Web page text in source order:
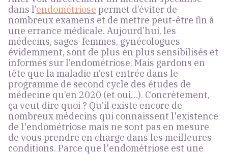
dans l’endométriose permet d’éviter de
nombreux examens et de mettre peut-être fin à
une errance médicale. Aujourd’hui, les
médecins, sages-femmes, gynécologues
évidemment, sont de plus en plus sensibilisés et
informés sur l’endométriose. Mais gardons en
tête que la maladie n’est entrée dans le
programme de second cycle des études de
médecine qu’en 2020 (et oui…). Concrètement,
ça veut dire quoi ? Qu’il existe encore de
nombreux médecins qui connaissent l'existence
de l'endométriose mais ne sont pas en mesure
de vous prendre en charge dans les meilleures
conditions. Parce que l'endométriose est une